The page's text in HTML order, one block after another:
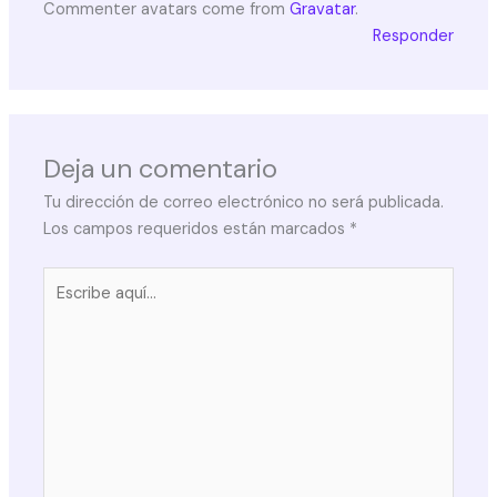
Commenter avatars come fromGravatar.
Responder
Deja un comentario
Tu dirección de correo electrónico no será publicada.
Los campos requeridos están marcados *
aquí...